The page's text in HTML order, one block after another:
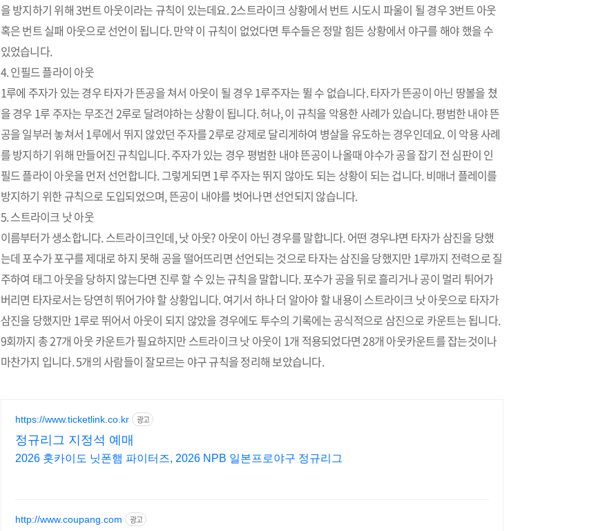
을 방지하기 위해 3번트 아웃이라는 규칙이 있는데요. 2스트라이크 상황에서 번트 시도시 파울이 될 경우 3번트 아웃
혹은 번트 실패 아웃으로 선언이 됩니다. 만약 이 규칙이 없었다면 투수들은 정말 힘든 상황에서 야구를 해야 했을 수
있었습니다.
4. 인필드 플라이 아웃
1루에 주자가 있는 경우 타자가 뜬공을 쳐서 아웃이 될 경우 1루주자는 뛸 수 없습니다. 타자가 뜬공이 아닌 땅볼을 쳤
을 경우 1루 주자는 무조건 2루로 달려야하는 상황이 됩니다. 허나, 이 규칙을 악용한 사례가 있습니다. 평범한 내야 뜬
공을 일부러 놓쳐서 1루에서 뛰지 않았던 주자를 2루로 강제로 달리게하여 병살을 유도하는 경우인데요. 이 악용 사례
를 방지하기 위해 만들어진 규칙입니다. 주자가 있는 경우 평범한 내야 뜬공이 나올때 야수가 공을 잡기 전 심판이 인
필드 플라이 아웃을 먼저 선언합니다. 그렇게되면 1루 주자는 뛰지 않아도 되는 상황이 되는 겁니다. 비매너 플레이를
방지하기 위한 규칙으로 도입되었으며, 뜬공이 내야를 벗어나면 선언되지 않습니다.
5. 스트라이크 낫 아웃
이름부터가 생소합니다. 스트라이크인데, 낫 아웃? 아웃이 아닌 경우를 말합니다. 어떤 경우냐면 타자가 삼진을 당했
는데 포수가 포구를 제대로 하지 못해 공을 떨어뜨리면 선언되는 것으로 타자는 삼진을 당했지만 1루까지 전력으로 질
주하여 태그 아웃을 당하지 않는다면 진루 할 수 있는 규칙을 말합니다. 포수가 공을 뒤로 흘리거나 공이 멀리 튀어가
버리면 타자로서는 당연히 뛰어가야 할 상황입니다. 여기서 하나 더 알아야 할 내용이 스트라이크 낫 아웃으로 타자가
삼진을 당했지만 1루로 뛰어서 아웃이 되지 않았을 경우에도 투수의 기록에는 공식적으로 삼진으로 카운트는 됩니다.
9회까지 총 27개 아웃 카운트가 필요하지만 스트라이크 낫 아웃이 1개 적용되었다면 28개 아웃카운트를 잡는것이나
마찬가지 입니다. 5개의 사람들이 잘모르는 야구 규칙을 정리해 보았습니다.
https://www.ticketlink.co.kr 광고
정규리그 지정석 예매
2026 홋카이도 닛폰햄 파이터즈, 2026 NPB 일본프로야구 정규리그
http://www.coupang.com 광고